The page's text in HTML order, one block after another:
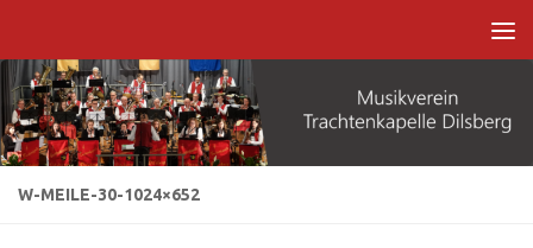
W-MEILE-30-1024×652